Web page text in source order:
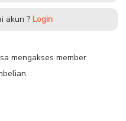
akun ? Login
mengakses member